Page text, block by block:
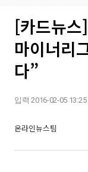
[카드뉴
마이너리
다”
입력 2016-02-05 13:25
온라인뉴스팀